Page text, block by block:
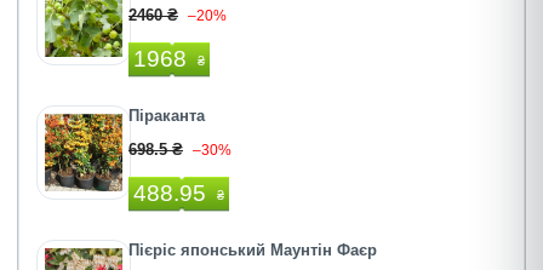
2460 ₴ –20%
1968 ₴
Піраканта
698.5 ₴ –30%
488.95 ₴
Пієріс японський Маунтін Фаєр